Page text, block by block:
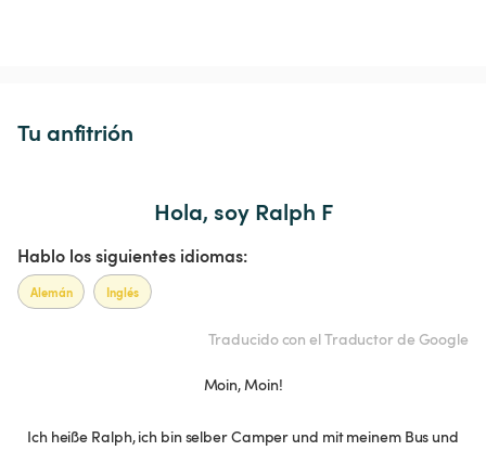
Tu anfitrión
Hola, soy Ralph F
Hablo los siguientes idiomas:
Alemán Inglés
Traducido con el Traductor de Google
Moin, Moin!
Ich heiße Ralph, ich bin selber Camper und mit meinem Bus und